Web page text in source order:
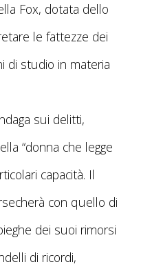
Fox, dotata dello
le fattezze dei
di studio in materia
sui delitti,
“donna che legge
capacità. Il
con quello di
dei suoi rimorsi
di ricordi,